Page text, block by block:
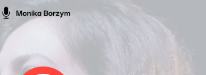
Monika Borzym